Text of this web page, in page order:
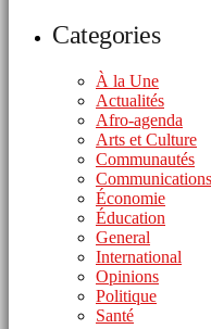
Categories
À la Une
Actualités
Afro-agenda
Arts et Culture
Communautés
Communications
Économie
Éducation
General
International
Opinions
Politique
Santé